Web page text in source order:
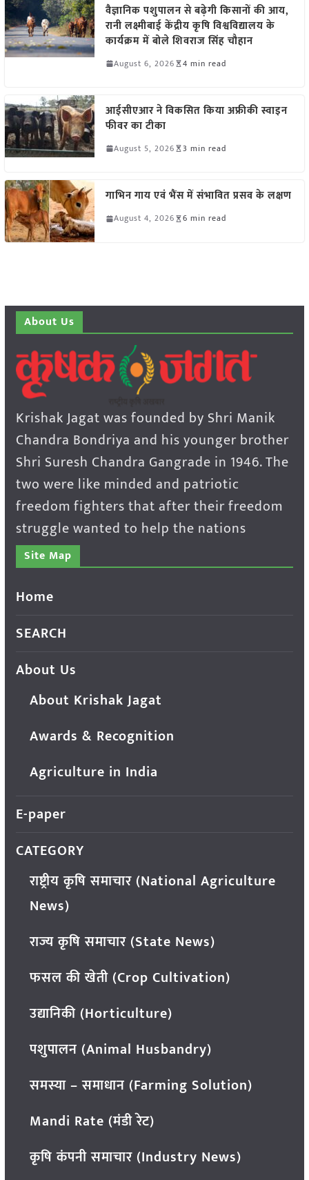
वैज्ञानिक पशुपालन से बढ़ेगी किसानों की आय,
रानी लक्ष्मीबाई केंद्रीय कृषि विश्वविद्यालय के
कार्यक्रम में बोले शिवराज सिंह चौहान
August 6, 2026 4 min read
आईसीएआर ने विकसित किया अफ्रीकी स्वाइन
फीवर का टीका
August 5, 2026 3 min read
गाभिन गाय एवं भैंस में संभावित प्रसव के लक्षण
August 4, 2026 6 min read
About Us
Krishak Jagat was founded by Shri Manik
Chandra Bondriya and his younger brother
Shri Suresh Chandra Gangrade in 1946. The
two were like minded and patriotic
freedom fighters that after their freedom
struggle wanted to help the nations
Site Map
Home
SEARCH
About Us
About Krishak Jagat
Awards & Recognition
Agriculture in India
E-paper
CATEGORY
राष्ट्रीय कृषि समाचार (National Agriculture
News)
राज्य कृषि समाचार (State News)
फसल की खेती (Crop Cultivation)
उद्यानिकी (Horticulture)
पशुपालन (Animal Husbandry)
समस्या – समाधान (Farming Solution)
Mandi Rate (मंडी रेट)
कृषि कंपनी समाचार (Industry News)